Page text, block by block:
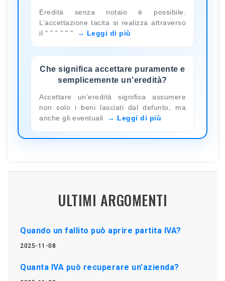
Eredità senza notaio è possibile.
L’accettazione tacita si realizza attraverso
il " " " " " "
Leggi di più
Che significa accettare puramente e
semplicemente un'eredità?
Accettare un’eredità significa assumere
non solo i beni lasciati dal defunto, ma
anche gli eventuali
Leggi di più
ULTIMI ARGOMENTI
Quando un fallito può aprire partita IVA?
2025-11-08
Quanta IVA può recuperare un'azienda?